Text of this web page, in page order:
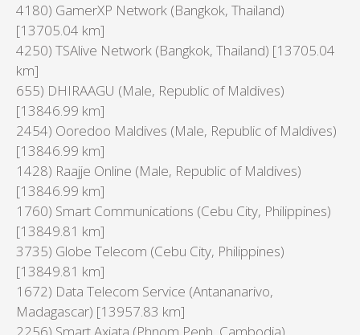
4180) GamerXP Network (Bangkok, Thailand)
[13705.04 km]
4250) TSAlive Network (Bangkok, Thailand) [13705.04
km]
655) DHIRAAGU (Male, Republic of Maldives)
[13846.99 km]
2454) Ooredoo Maldives (Male, Republic of Maldives)
[13846.99 km]
1428) Raajje Online (Male, Republic of Maldives)
[13846.99 km]
1760) Smart Communications (Cebu City, Philippines)
[13849.81 km]
3735) Globe Telecom (Cebu City, Philippines)
[13849.81 km]
1672) Data Telecom Service (Antananarivo,
Madagascar) [13957.83 km]